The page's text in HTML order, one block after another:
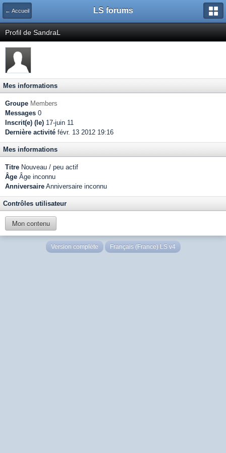
← Accueil LS forums
Profil de SandraL
Mes informations
Groupe Members
Messages 0
Inscrit(e) (le) 17-juin 11
Dernière activité févr. 13 2012 19:16
Mes informations
Titre Nouveau / peu actif
Âge Âge inconnu
Anniversaire Anniversaire inconnu
Contrôles utilisateur
Mon contenu
Version complète Français (France) LS v4